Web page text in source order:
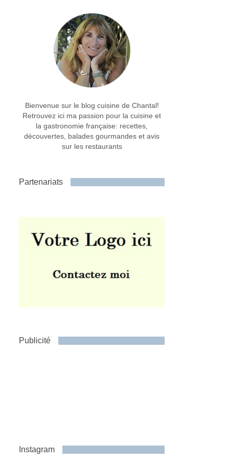
Bienvenue sur le blog cuisine de Chantal!
Retrouvez ici ma passion pour la cuisine et
la gastronomie française: recettes,
découvertes, balades gourmandes et avis
sur les restaurants
Partenariats
Publicité
Instagram